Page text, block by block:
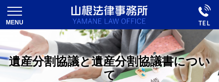
遺産分割協議と遺産分割協議書につい
て